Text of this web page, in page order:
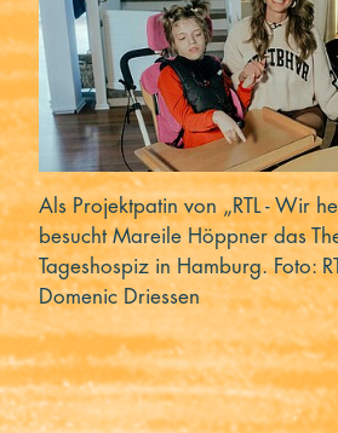
Unternehmen
Als Projektpatin von „RTL - Wir
besucht Mareile Höppner das
Tageshospiz in Hamburg. Foto:
Domenic Driessen